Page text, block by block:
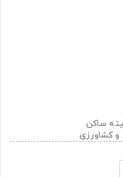
ساکن
و کشاورزی